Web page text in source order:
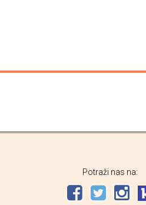
Potraži nas na: